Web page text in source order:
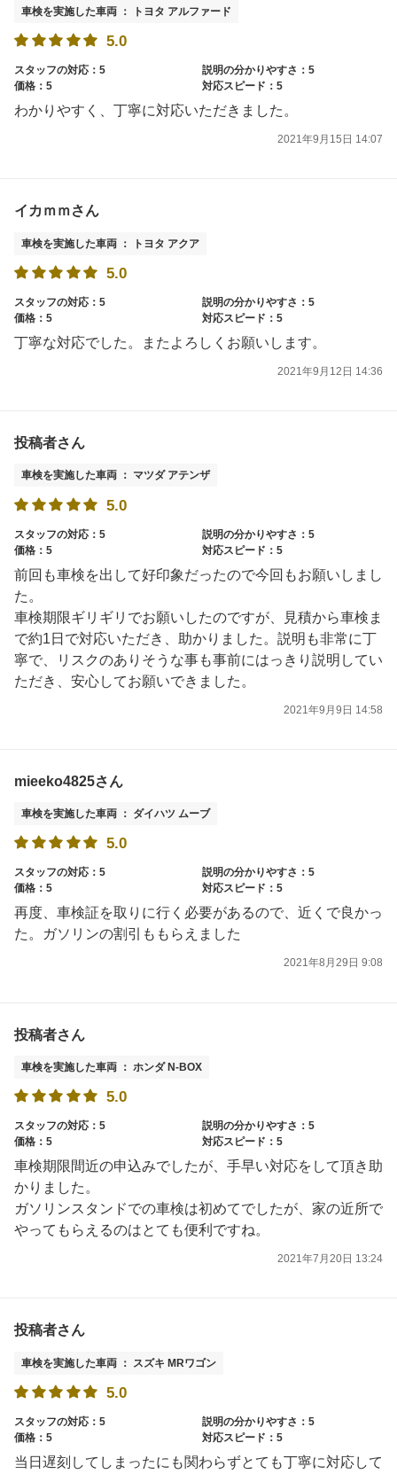
車検を実施した車両 ： トヨタ アルファード
5.0
スタッフの対応：5
説明の分かりやすさ：5
価格：5
対応スピード：5
わかりやすく、丁寧に対応いただきました。
2021年9月15日 14:07
イカｍｍさん
車検を実施した車両 ： トヨタ アクア
5.0
スタッフの対応：5
説明の分かりやすさ：5
価格：5
対応スピード：5
丁寧な対応でした。またよろしくお願いします。
2021年9月12日 14:36
投稿者さん
車検を実施した車両 ： マツダ アテンザ
5.0
スタッフの対応：5
説明の分かりやすさ：5
価格：5
対応スピード：5
前回も車検を出して好印象だったので今回もお願いしまし
た。
車検期限ギリギリでお願いしたのですが、見積から車検ま
で約1日で対応いただき、助かりました。説明も非常に丁
寧で、リスクのありそうな事も事前にはっきり説明してい
ただき、安心してお願いできました。
2021年9月9日 14:58
mieeko4825さん
車検を実施した車両 ： ダイハツ ムーブ
5.0
スタッフの対応：5
説明の分かりやすさ：5
価格：5
対応スピード：5
再度、車検証を取りに行く必要があるので、近くで良かっ
た。ガソリンの割引ももらえました
2021年8月29日 9:08
投稿者さん
車検を実施した車両 ： ホンダ N-BOX
5.0
スタッフの対応：5
説明の分かりやすさ：5
価格：5
対応スピード：5
車検期限間近の申込みでしたが、手早い対応をして頂き助
かりました。
ガソリンスタンドでの車検は初めてでしたが、家の近所で
やってもらえるのはとても便利ですね。
2021年7月20日 13:24
投稿者さん
車検を実施した車両 ： スズキ MRワゴン
5.0
スタッフの対応：5
説明の分かりやすさ：5
価格：5
対応スピード：5
当日遅刻してしまったにも関わらずとても丁寧に対応して